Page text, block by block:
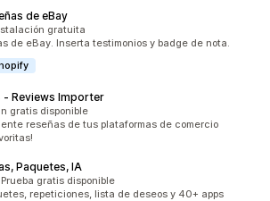
de eBay
total
gratuita
de eBay. Inserta testimonios y badge de nota.
‑ Reviews Importer
total
gratis disponible
reseñas de tus plataformas de comercio
Paquetes, IA
en total
Prueba gratis disponible
repeticiones, lista de deseos y 40+ apps